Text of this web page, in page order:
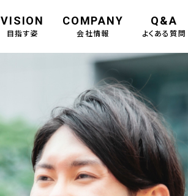
VISION
目指す姿
COMPANY
会社情報
Q&A
よくある質問